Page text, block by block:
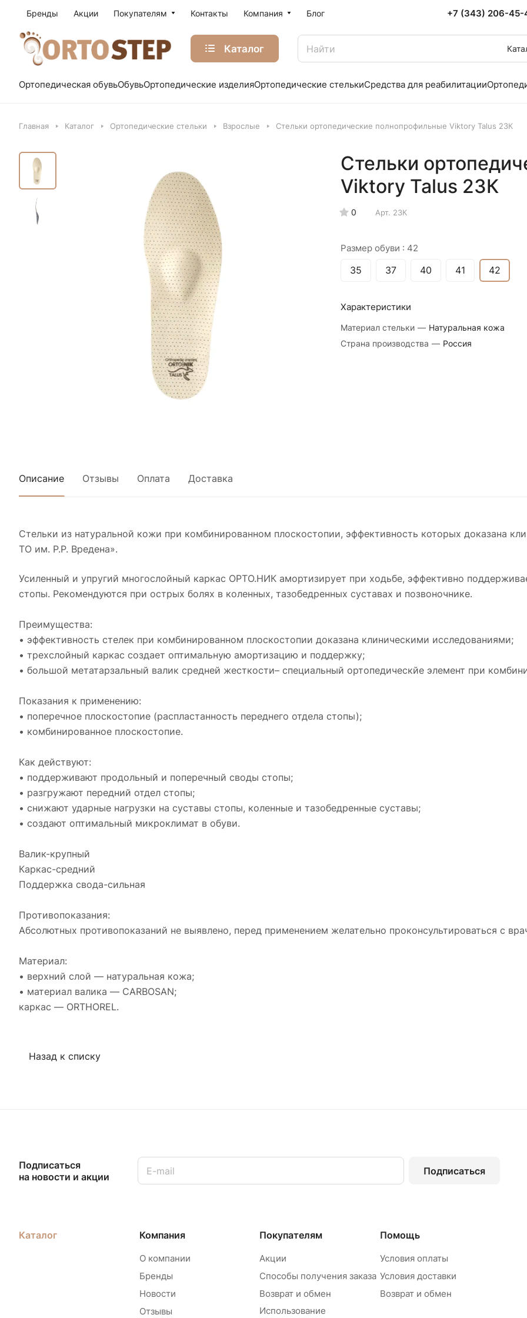
Бренды Акции Покупателям Контакты Компания Блог +7 (343) 206-45-
Каталог
Ортопедическая обувьОбувьОртопедические изделияОртопедические стелькиСредства для реабилитации
Главная Каталог Ортопедические стельки Взрослые Стельки ортопедические полнопрофильные Viktory Talus 23К
Стельки
Viktory Talus 23К
0 Арт. 23К
Размер обуви : 42
35 37 40 41 42
Характеристики
Материал стельки — Натуральная кожа
Страна производства — Россия
Описание Отзывы Оплата Доставка
Стельки из натуральной кожи при комбинированном плоскостопии, эффективность которых доказана
ТО им. Р.Р. Вредена».
Усиленный и упругий многослойный каркас ОРТО.НИК амортизирует при ходьбе, эффективно
стопы. Рекомендуются при острых болях в коленных, тазобедренных суставах и позвоночнике.
Преимущества:
• эффективность стелек при комбинированном плоскостопии доказана клиническими исследованиями;
• трехслойный каркас создает оптимальную амортизацию и поддержку;
• большой метатарзальный валик средней жесткости– специальный ортопедическйе элемент при
Показания к применению:
• поперечное плоскостопие (распластанность переднего отдела стопы);
• комбинированное плоскостопие.
Как действуют:
• поддерживают продольный и поперечный своды стопы;
• разгружают передний отдел стопы;
• снижают ударные нагрузки на суставы стопы, коленные и тазобедренные суставы;
• создают оптимальный микроклимат в обуви.
Валик-крупный
Каркас-средний
Поддержка свода-сильная
Противопоказания:
Абсолютных противопоказаний не выявлено, перед применением желательно проконсультироваться с
Материал:
• верхний слой — натуральная кожа;
• материал валика — CARBOSAN;
каркас — ORTHOREL.
Назад к списку
Подписаться
на новости и акции
Подписаться
Каталог Компания
О компании
Бренды
Новости
Отзывы
Покупателям
Акции
Способы получения заказа
Возврат и обмен
Использование
Помощь
Условия оплаты
Условия доставки
Возврат и обмен